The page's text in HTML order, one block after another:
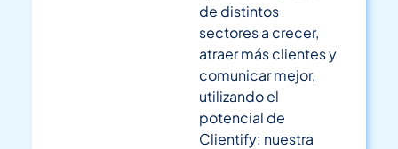
de distintos
sectores a crecer,
atraer más clientes y
comunicar mejor,
utilizando el
potencial de
Clientify: nuestra